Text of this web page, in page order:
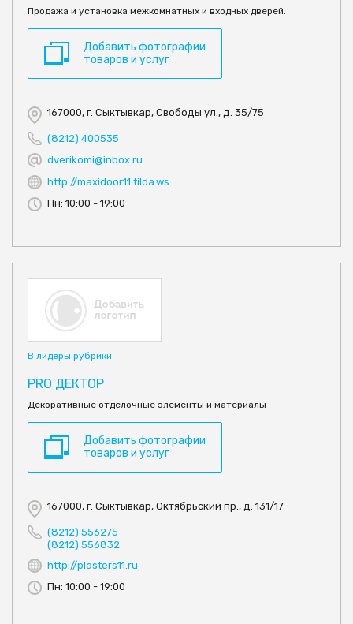
Продажа и установка межкомнатных и входных дверей.
Добавить фотографии
товаров и услуг
167000, г. Сыктывкар, Свободы ул., д. 35/75
(8212) 400535
dverikomi@inbox.ru
http://maxidoor11.tilda.ws
Пн: 10:00 - 19:00
В лидеры рубрики
PRO ДЕКТОР
Декоративные отделочные элементы и материалы
Добавить фотографии
товаров и услуг
167000, г. Сыктывкар, Октябрьский пр., д. 131/17
(8212) 556275
(8212) 556832
http://plasters11.ru
Пн: 10:00 - 19:00